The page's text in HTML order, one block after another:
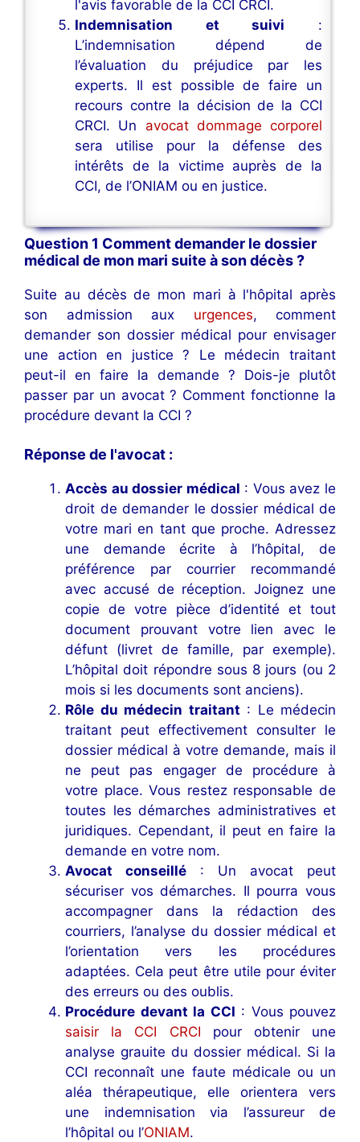
l'avis favorable de la CCI CRCI.
Indemnisation et suivi :
L’indemnisation dépend de
l’évaluation du préjudice par les
experts. Il est possible de faire un
recours contre la décision de la CCI
CRCI. Un avocat dommage corporel
sera utilise pour la défense des
intérêts de la victime auprès de la
CCI, de l’ONIAM ou en justice.
Question 1 Comment demander le dossier
médical de mon mari suite à son décès ?
Suite au décès de mon mari à l'hôpital après
son admission aux urgences, comment
demander son dossier médical pour envisager
une action en justice ? Le médecin traitant
peut-il en faire la demande ? Dois-je plutôt
passer par un avocat ? Comment fonctionne la
procédure devant la CCI ?
Réponse de l'avocat :
Accès au dossier médical : Vous avez le
droit de demander le dossier médical de
votre mari en tant que proche. Adressez
une demande écrite à l’hôpital, de
préférence par courrier recommandé
avec accusé de réception. Joignez une
copie de votre pièce d’identité et tout
document prouvant votre lien avec le
défunt (livret de famille, par exemple).
L’hôpital doit répondre sous 8 jours (ou 2
mois si les documents sont anciens).
Rôle du médecin traitant : Le médecin
traitant peut effectivement consulter le
dossier médical à votre demande, mais il
ne peut pas engager de procédure à
votre place. Vous restez responsable de
toutes les démarches administratives et
juridiques. Cependant, il peut en faire la
demande en votre nom.
Avocat conseillé : Un avocat peut
sécuriser vos démarches. Il pourra vous
accompagner dans la rédaction des
courriers, l’analyse du dossier médical et
l’orientation vers les procédures
adaptées. Cela peut être utile pour éviter
des erreurs ou des oublis.
Procédure devant la CCI : Vous pouvez
saisir la CCI CRCI pour obtenir une
analyse grauite du dossier médical. Si la
CCI reconnaît une faute médicale ou un
aléa thérapeutique, elle orientera vers
une indemnisation via l’assureur de
l’hôpital ou l’ONIAM.